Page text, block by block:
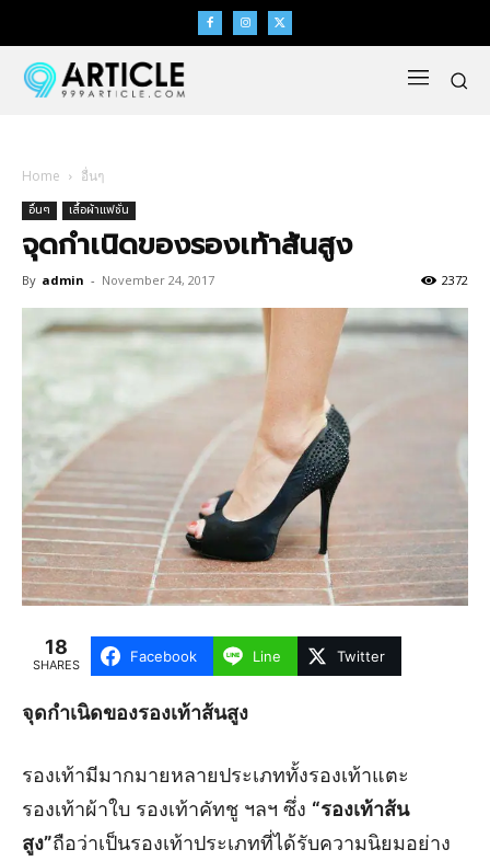
Home อื่นๆ
อื่นๆ เสื้อผ้าแฟชั่น
จุดกำเนิดของรองเท้าส้นสูง
By admin - November 24, 2017 2372
18
SHARES
Facebook Line Twitter
จุดกำเนิดของรองเท้าส้นสูง
รองเท้ามีมากมายหลายประเภททั้งรองเท้าแตะ
รองเท้าผ้าใบ รองเท้าคัทชู ฯลฯ ซึ่ง “รองเท้าส้น
สูง”ถือว่าเป็นรองเท้าประเภทที่ได้รับความนิยมอย่าง